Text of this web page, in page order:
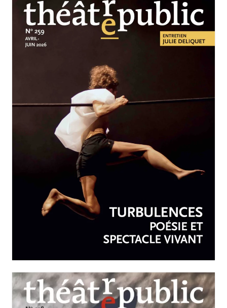
AVRIL-JUIN 2026
N°259
Turbulences : poésie et
spectacle vivant